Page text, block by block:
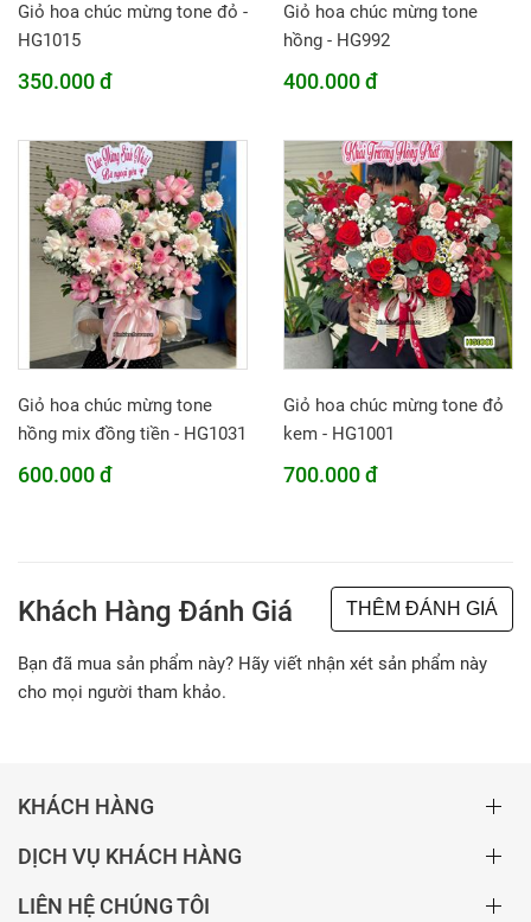
Giỏ hoa chúc mừng tone đỏ -
HG1015
350.000 đ
Giỏ hoa chúc mừng tone
hồng - HG992
400.000 đ
Giỏ hoa chúc mừng tone
hồng mix đồng tiền - HG1031
600.000 đ
Giỏ hoa chúc mừng tone đỏ
kem - HG1001
700.000 đ
Khách Hàng Đánh Giá THÊM ĐÁNH GIÁ
Bạn đã mua sản phẩm này? Hãy viết nhận xét sản phẩm này
cho mọi người tham khảo.
KHÁCH HÀNG
DỊCH VỤ KHÁCH HÀNG
LIÊN HỆ CHÚNG TÔI